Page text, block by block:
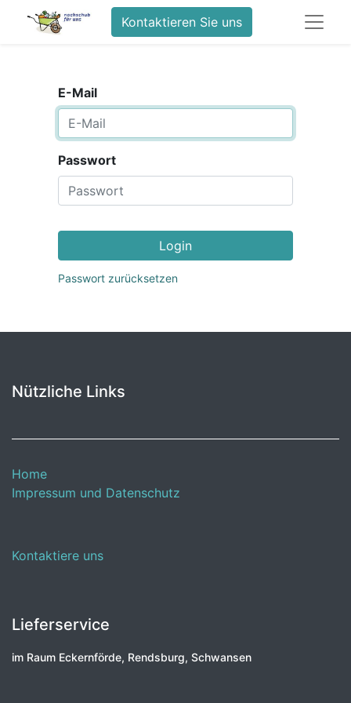
Kontaktieren Sie uns
E-Mail
Passwort
Login
Passwort zurücksetzen
Nützliche Links
Home
Impressum und Datenschutz
Kontaktiere uns
Lieferservice
im Raum Eckernförde, Rendsburg, Schwansen